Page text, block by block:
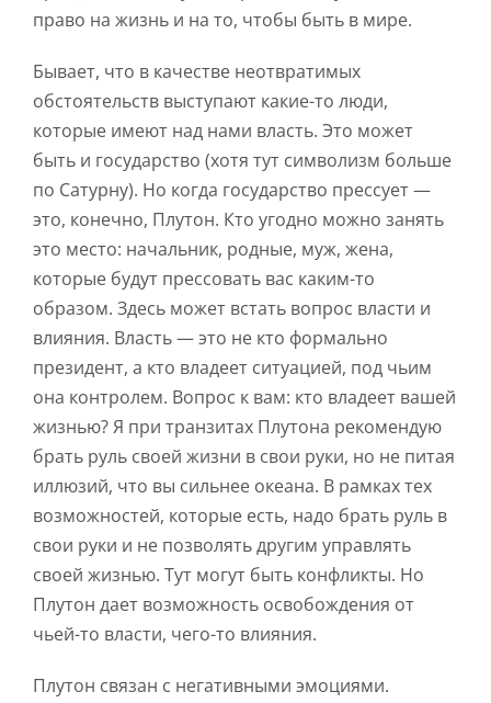
право на жизнь и на то, чтобы быть в мире.
Бывает, что в качестве неотвратимых
обстоятельств выступают какие-то люди,
которые имеют над нами власть. Это может
быть и государство (хотя тут символизм больше
по Сатурну). Но когда государство прессует —
это, конечно, Плутон. Кто угодно можно занять
это место: начальник, родные, муж, жена,
которые будут прессовать вас каким-то
образом. Здесь может встать вопрос власти и
влияния. Власть — это не кто формально
президент, а кто владеет ситуацией, под чьим
она контролем. Вопрос к вам: кто владеет вашей
жизнью? Я при транзитах Плутона рекомендую
брать руль своей жизни в свои руки, но не питая
иллюзий, что вы сильнее океана. В рамках тех
возможностей, которые есть, надо брать руль в
свои руки и не позволять другим управлять
своей жизнью. Тут могут быть конфликты. Но
Плутон дает возможность освобождения от
чьей-то власти, чего-то влияния.
Плутон связан с негативными эмоциями.